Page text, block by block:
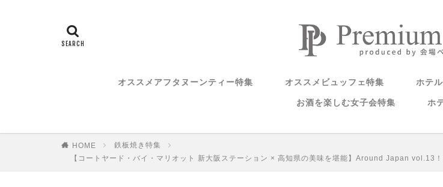
オススメアフタヌーンティー特集 オススメビュッフェ特集 ホテ
お酒を楽しむ女子会特集 ホ
HOME
鉄板焼き特集
【コートヤード・バイ・マリオット 新大阪ステーション × 高知県の美味を堪能】Around Japan